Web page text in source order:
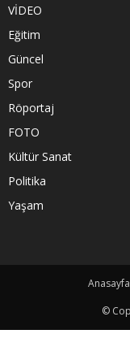
VİDEO
Eğitim
Güncel
Spor
Röportaj
FOTO
Kültür Sanat
Politika
Yaşam
Anasayfa
©